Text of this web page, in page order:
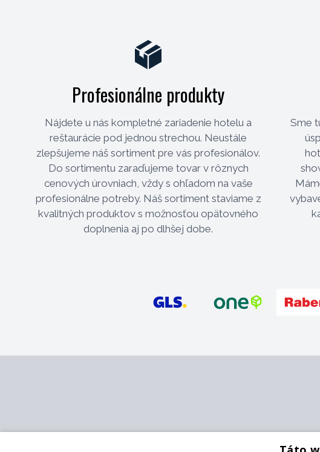
Profesionálne produkty
Nájdete u nás kompletné zariadenie hotelu a
reštaurácie pod jednou strechou. Neustále
zlepšujeme náš sortiment pre vás profesionálov.
Do sortimentu zaraďujeme tovar v rôznych
cenových úrovniach, vždy s ohľadom na vaše
profesionálne potreby. Náš sortiment staviame z
kvalitných produktov s možnosťou opätovného
doplnenia aj po dlhšej dobe.
Sme